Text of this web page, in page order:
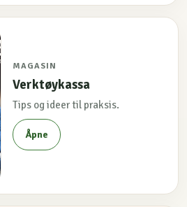
MAGASIN
Verktøykassa
Tips og ideer til praksis.
Åpne